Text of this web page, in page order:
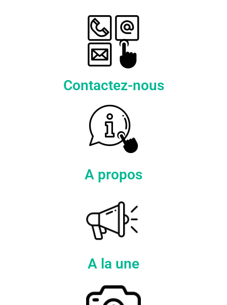
Contactez-nous
A propos
A la une